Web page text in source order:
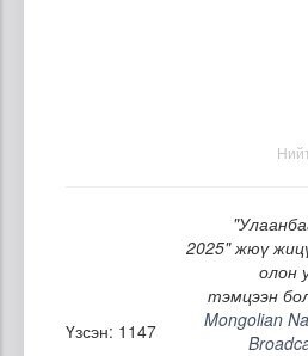
2025" жюү
олон
тэмцээн
Үзсэн: 1147
Mongolian